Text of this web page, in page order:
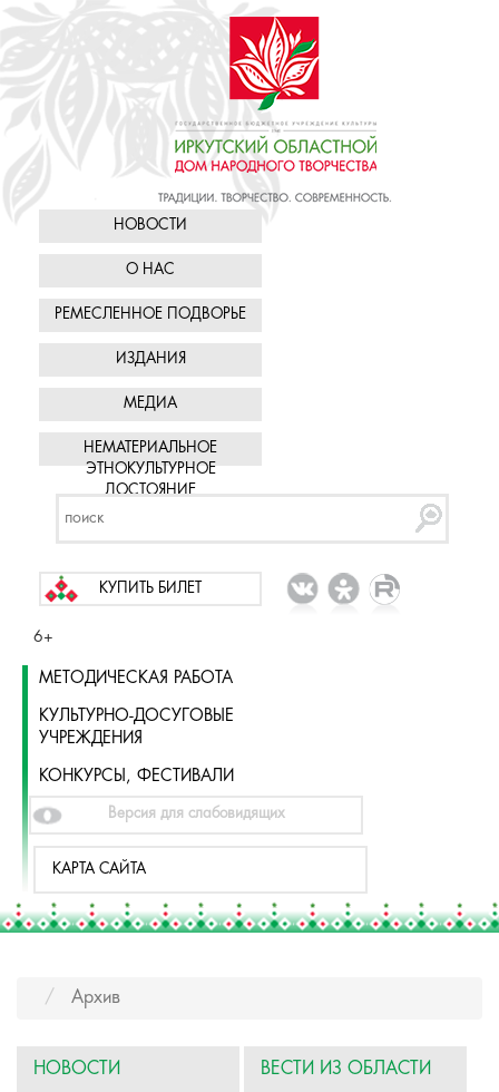
НОВОСТИ
О НАС
РЕМЕСЛЕННОЕ ПОДВОРЬЕ
ИЗДАНИЯ
МЕДИА
НЕМАТЕРИАЛЬНОЕ
ЭТНОКУЛЬТУРНОЕ
ДОСТОЯНИЕ
КУПИТЬ БИЛЕТ
6+
МЕТОДИЧЕСКАЯ РАБОТА
КУЛЬТУРНО-ДОСУГОВЫЕ
УЧРЕЖДЕНИЯ
КОНКУРСЫ, ФЕСТИВАЛИ
Версия для слабовидящих
КАРТА САЙТА
Архив
НОВОСТИ ВЕСТИ ИЗ ОБЛАСТИ